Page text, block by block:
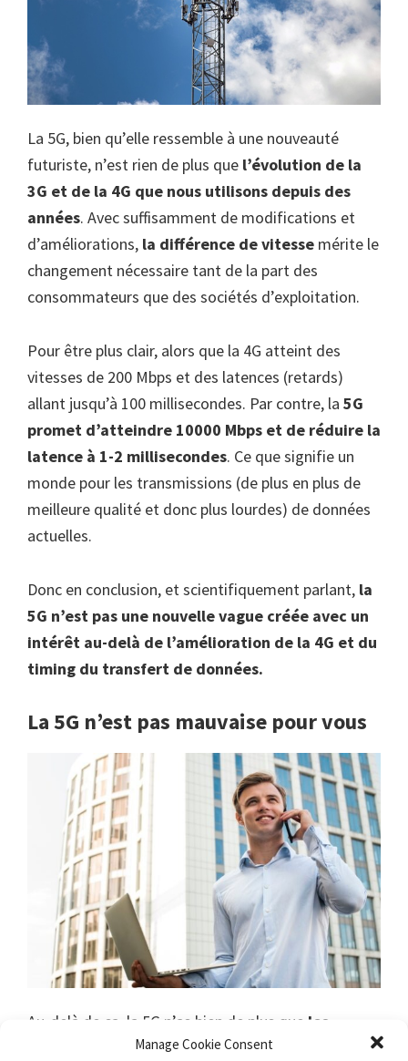
Manage Cookie Consent
La 5G, bien qu’elle ressemble à une nouveauté
futuriste, n’est rien de plus que l’évolution de la
3G et de la 4G que nous utilisons depuis des
années. Avec suffisamment de modifications et
d’améliorations, la différence de vitesse mérite le
changement nécessaire tant de la part des
consommateurs que des sociétés d’exploitation.
Pour être plus clair, alors que la 4G atteint des
vitesses de 200 Mbps et des latences (retards)
allant jusqu’à 100 millisecondes. Par contre, la 5G
promet d’atteindre 10000 Mbps et de réduire la
latence à 1-2 millisecondes. Ce que signifie un
monde pour les transmissions (de plus en plus de
meilleure qualité et donc plus lourdes) de données
actuelles.
Donc en conclusion, et scientifiquement parlant, la
5G n’est pas une nouvelle vague créée avec un
intérêt au-delà de l’amélioration de la 4G et du
timing du transfert de données.
La 5G n’est pas mauvaise pour vous
Au-delà de ca, la 5G n’as bien de plus que les
technologies déjà présentes.Enfait, toutes les